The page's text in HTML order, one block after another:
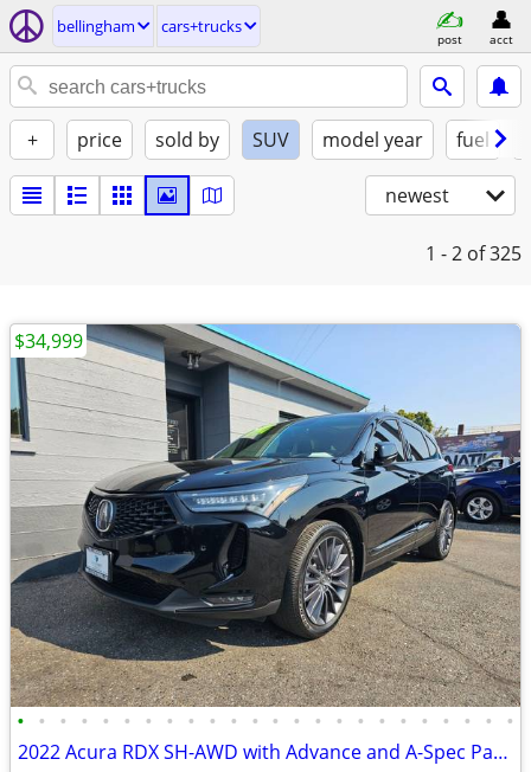
bellingham cars+trucks
post acct
+ price sold by SUV model year fuel
newest
1 - 2 of 325
• • • • • • • • • • • • • • • • • • • • • • • •
2022 Acura RDX SH-AWD with Advance and A-Spec Package 5J8TC2H88NL80440
$34,999